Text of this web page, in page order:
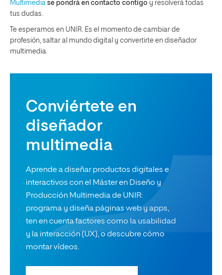
Multimedia se pondrá en contacto contigo y resolverá todas
tus dudas.
Te esperamos en UNIR. Es el momento de cambiar de
profesión, saltar al mundo digital y convertirte en diseñador
multimedia.
Conviértete en
diseñador
multimedia
Aprende a diseñar productos digitales e
interactivos con el Máster en Diseño y
Producción Multimedia de UNIR:
programa y diseña páginas web y apps,
ten en cuenta factores como la usabilidad
y la interacción (UX), o descubre cómo
montar vídeos.